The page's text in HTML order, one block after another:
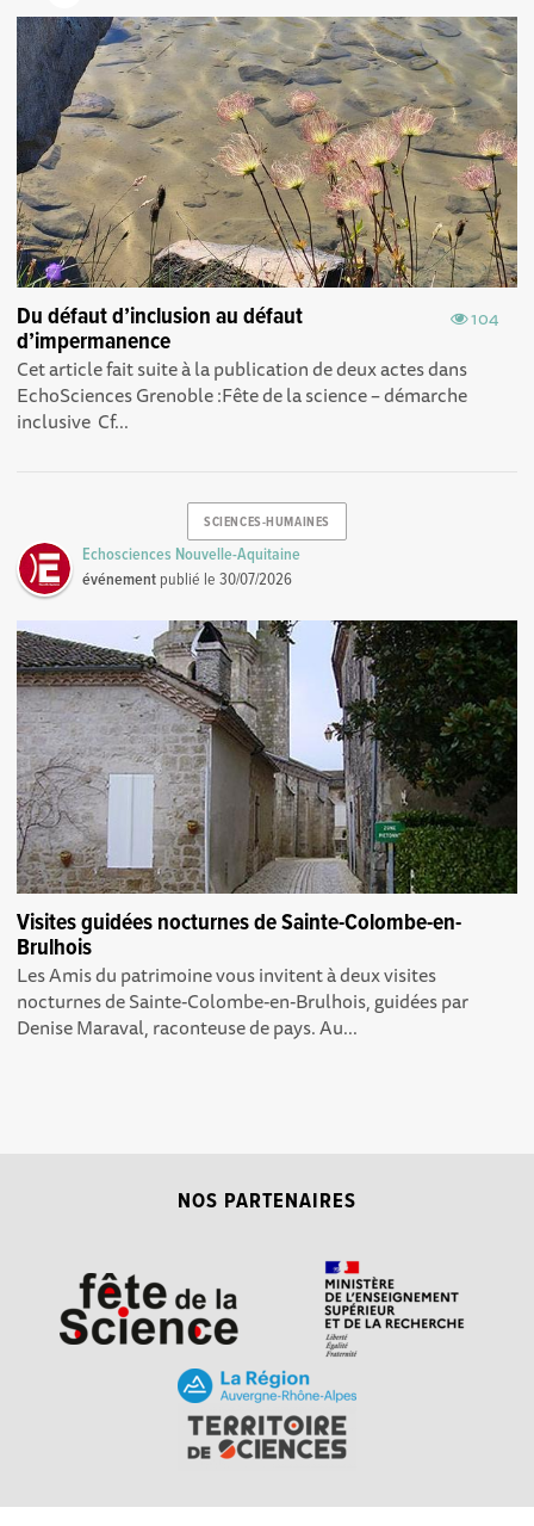
104
Du défaut d’inclusion au défaut
d’impermanence
Cet article fait suite à la publication de deux actes dans
EchoSciences Grenoble : Fête de la science – démarche
inclusive Cf...
SCIENCES-HUMAINES
Echosciences Nouvelle-Aquitaine
événement publié le30/07/2026
Visites guidées nocturnes de Sainte-Colombe-en-
Brulhois
Les Amis du patrimoine vous invitent à deux visites
nocturnes de Sainte-Colombe-en-Brulhois, guidées par
Denise Maraval, raconteuse de pays. Au...
NOS PARTENAIRES